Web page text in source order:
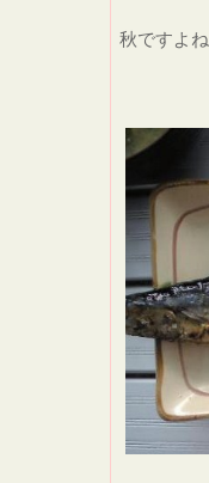
秋ですよ